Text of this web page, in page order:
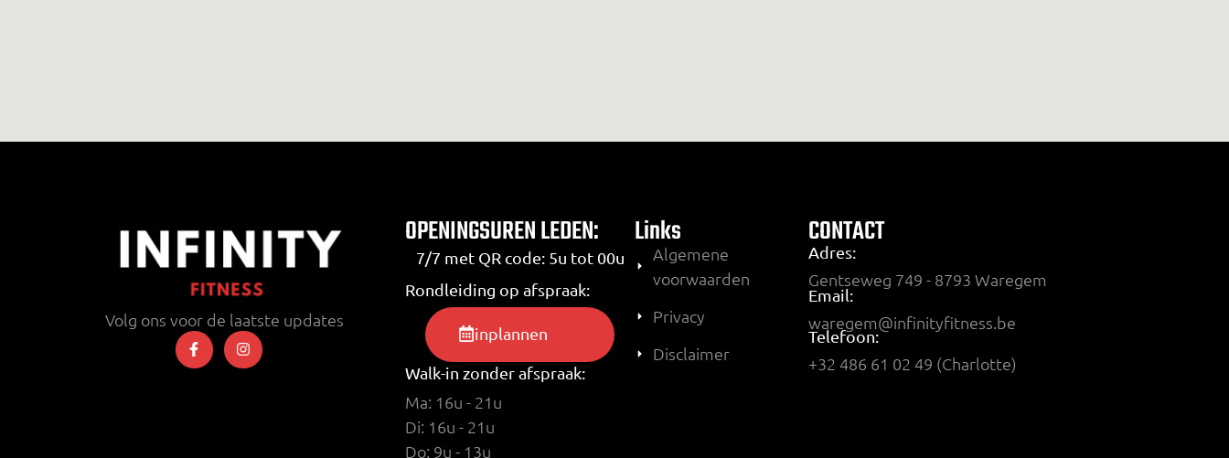
Volg ons voor de laatste updates
OPENINGSUREN LEDEN:
7/7 met QR code: 5u tot 00u
Rondleiding op afspraak:
inplannen
Walk-in zonder afspraak:
Ma: 16u - 21u
Di: 16u - 21u
Do: 9u - 13u
Links
Algemene
voorwaarden
Privacy
Disclaimer
CONTACT
Adres:
Gentseweg 749 - 8793 Waregem
Email:
waregem@infinityfitness.be
Telefoon:
+32 486 61 02 49 (Charlotte)